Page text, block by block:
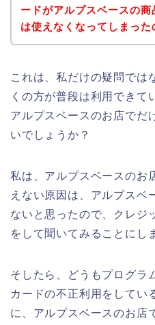
ードがアルプスベースの
は使えなくなってしまった
これは、私だけの疑問では
くの方が普段は利用できて
アルプスベースのお店でだ
いでしょうか？
私は、アルプスベースのお
えない原因は、アルプスベ
ないと思ったので、クレジ
をして聞いてみることにし
そしたら、どうもプログラ
カードの不正利用をしてい
に、アルプスベースのお店